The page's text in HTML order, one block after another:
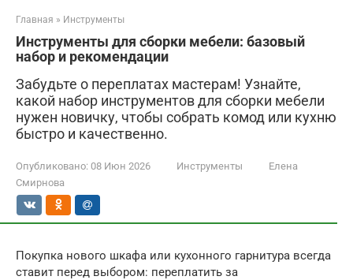
Главная » Инструменты
Инструменты для сборки мебели: базовый
набор и рекомендации
Забудьте о переплатах мастерам! Узнайте,
какой набор инструментов для сборки мебели
нужен новичку, чтобы собрать комод или кухню
быстро и качественно.
Опубликовано: 08 Июн 2026 Инструменты
Елена
Смирнова
Покупка нового шкафа или кухонного гарнитура всегда
ставит перед выбором: переплатить за